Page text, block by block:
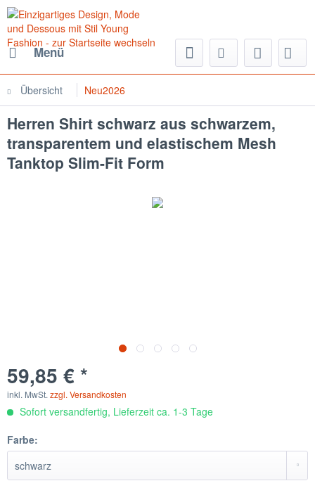
Menü
Übersicht Neu2026
Herren Shirt schwarz aus schwarzem,
transparentem und elastischem Mesh
Tanktop Slim-Fit Form
59,85 € *
inkl. MwSt. zzgl. Versandkosten
Sofort versandfertig, Lieferzeit ca. 1-3 Tage
Farbe: